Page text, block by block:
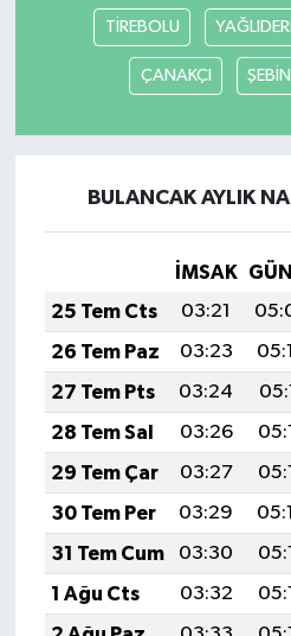
TİREBOLU
ÇANAKÇI
BULANCAK AYLIK
İMSAK
25 Tem Cts
03:21
26 Tem Paz
03:23
27 Tem Pts
03:24
28 Tem Sal
03:26
29 Tem Çar
03:27
30 Tem Per
03:29
31 Tem Cum
03:30
1 Ağu Cts
03:32